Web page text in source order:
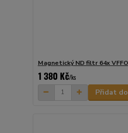
Magnetický ND filtr 64x
1 380 Kč/ks
Přidat